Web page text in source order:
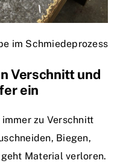
im Schmiedeprozess
Verschnitt und
ein
zu Verschnitt
Biegen,
Material verloren.